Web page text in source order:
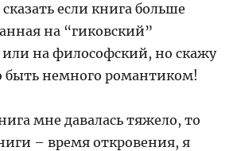
если книга больше
на “гиковский”
на философский, но скажу
быть немного романтиком!
мне давалась тяжело, то
– время откровения, я